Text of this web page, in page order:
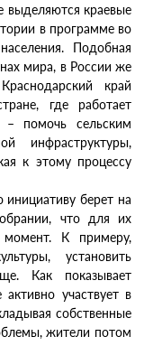
выделяются краевые
в программе во
Подобная
мира, в России же
край
где работает
– помочь сельским
инфраструктуры,
к этому процессу
инициативу берет на
что для их
момент. К примеру,
установить
Как показывает
активно участвует в
собственные
жители потом